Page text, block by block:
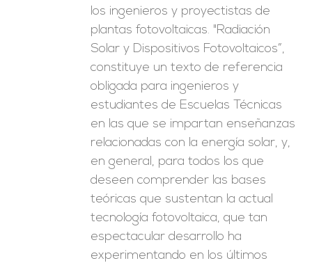
los ingenieros y proyectistas de
plantas fotovoltaicas. "Radiación
Solar y Dispositivos Fotovoltaicos”,
constituye un texto de referencia
obligada para ingenieros y
estudiantes de Escuelas Técnicas
en las que se impartan enseñanzas
relacionadas con la energía solar, y,
en general, para todos los que
deseen comprender las bases
teóricas que sustentan la actual
tecnología fotovoltaica, que tan
espectacular desarrollo ha
experimentando en los últimos